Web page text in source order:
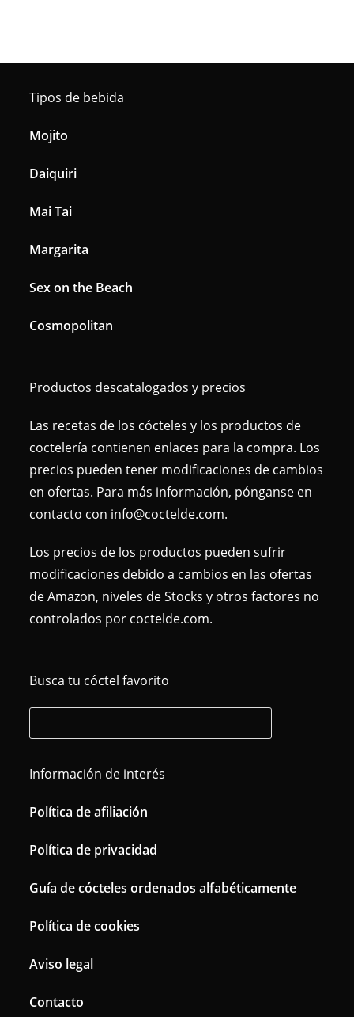
Tipos de bebida
Mojito
Daiquiri
Mai Tai
Margarita
Sex on the Beach
Cosmopolitan
Productos descatalogados y precios
Las recetas de los cócteles y los productos de
coctelería contienen enlaces para la compra. Los
precios pueden tener modificaciones de cambios
en ofertas. Para más información, pónganse en
contacto con info@coctelde.com.
Los precios de los productos pueden sufrir
modificaciones debido a cambios en las ofertas
de Amazon, niveles de Stocks y otros factores no
controlados por coctelde.com.
Busca tu cóctel favorito
Información de interés
Política de afiliación
Política de privacidad
Guía de cócteles ordenados alfabéticamente
Política de cookies
Aviso legal
Contacto